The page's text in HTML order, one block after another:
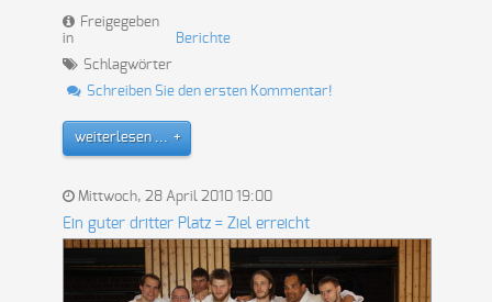
Freigegeben
in
Berichte
Schlagwörter
Schreiben Sie den ersten Kommentar!
weiterlesen ...
Mittwoch, 28 April 2010 19:00
Ein guter dritter Platz = Ziel erreicht